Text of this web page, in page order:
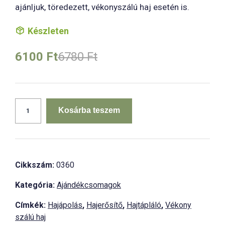
ajánljuk, töredezett, vékonyszálú haj esetén is.
Készleten
6780Ft
Original
was:
6100 Ft
Current
is:
Regeneráló
hajápolás
mennyiség
Kosárba teszem
Cikkszám: 0360
Kategória: Ajándékcsomagok
Címkék: Hajápolás, Hajerősítő, Hajtápláló, Vékony
szálú haj